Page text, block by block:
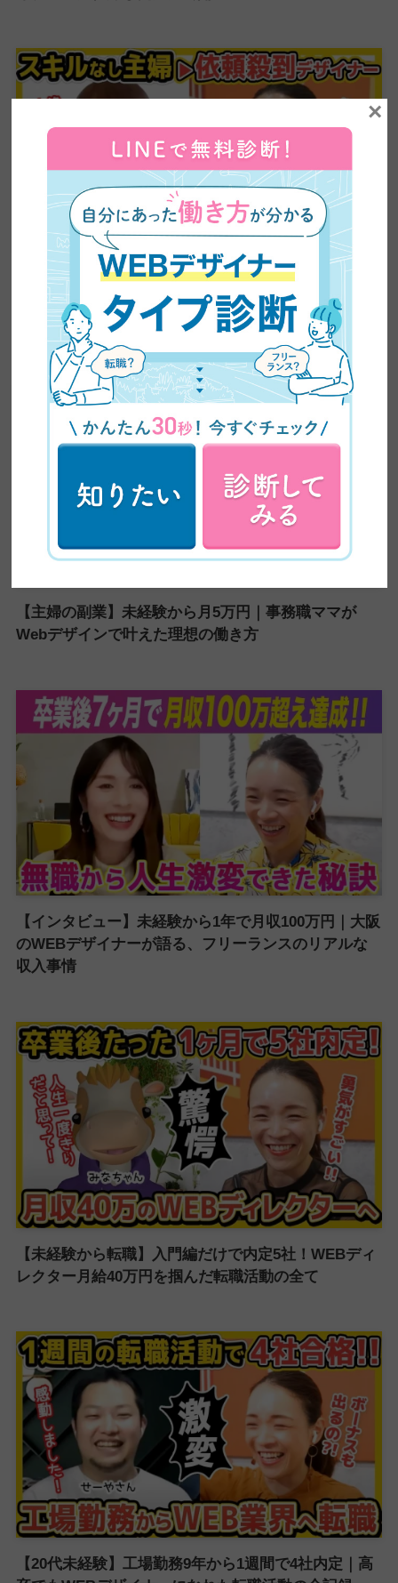
【超有益】平凡な主婦がビジネスセミナーに乗り込み
5ヶ月で60万円の副業収入を稼いだ方法を大公開！紹
介が止まらない売り込み術がやばい
【主婦の副業】未経験から月5万円｜事務職ママが
Webデザインで叶えた理想の働き方
【インタビュー】未経験から1年で月収100万円｜大阪
のWEBデザイナーが語る、フリーランスのリアルな
収入事情
【未経験から転職】入門編だけで内定5社！WEBディ
レクター月給40万円を掴んだ転職活動の全て
【20代未経験】工場勤務9年から1週間で4社内定｜高
×